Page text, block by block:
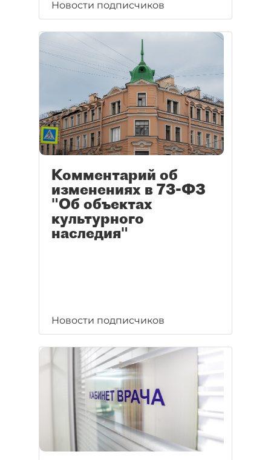
Новости подписчиков
Комментарий об
изменениях в 73-ФЗ
"Об объектах
культурного
наследия"
Новости подписчиков